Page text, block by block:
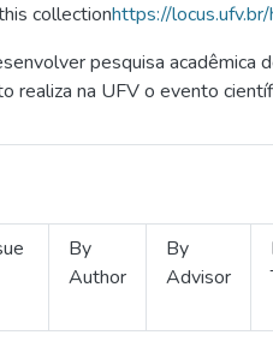
collectionhttps://
pesquisa
realiza na UFV o evento
By
Author
By
Advisor